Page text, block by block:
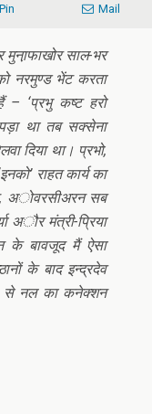
Pin Mail
मुना़फाखोर साल-भर
नरमुण्ड भेंट करता
– ‘प्रभु कष्ट हरो
था तब सक्सेना
दिया था। प्रभो,
राहत कार्य का
अोवरसीअरन सब
अौर मंत्री-प्रिया
के बावजूद मैं ऐसा
के बाद इन्द्रदेव
से नल का कनेक्शन